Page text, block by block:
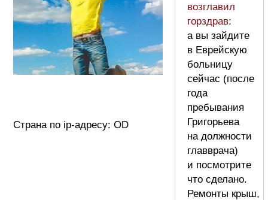
Страна по ip-адресу: OD
возглавил
горздрав:
а вы зайдите
в Еврейскую
больницу
сейчас (после
года
пребывания
Григорьева
на должности
главврача)
и посмотрите
что сделано.
Ремонты крыш,